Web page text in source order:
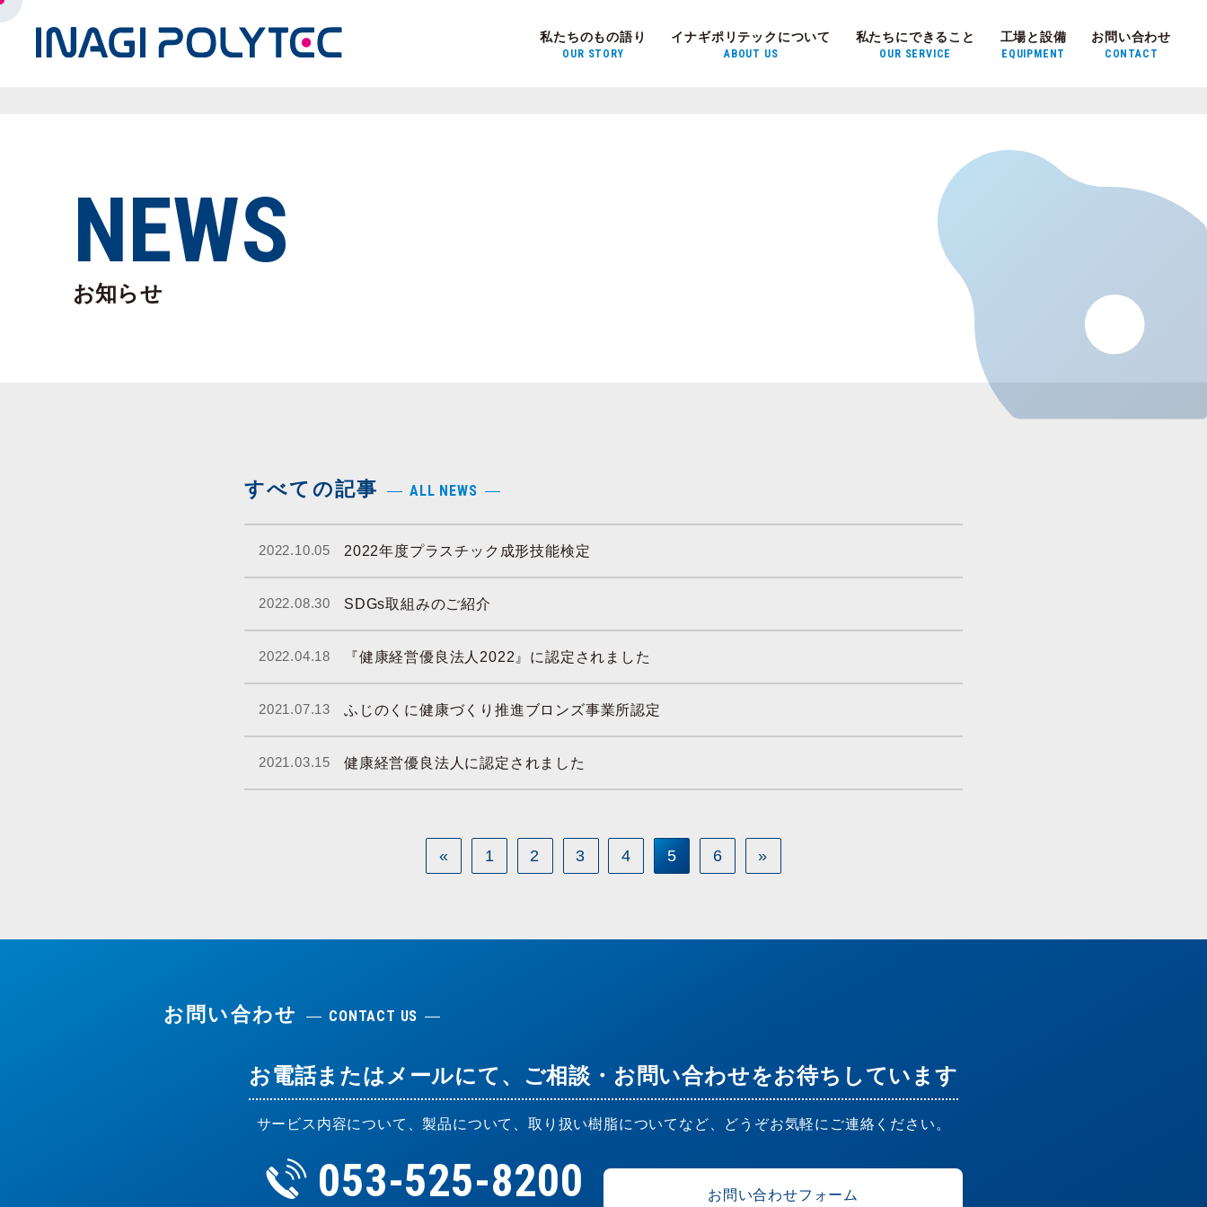
私たちのもの語り
OUR STORY
イナギポリテックについて
ABOUT US
私たちにできること
OUR SERVICE
工場と設備
EQUIPMENT
お問い合わせ
CONTACT
NEWS
お知らせ
すべての記事 ALL NEWS
2022.10.05 2022年度プラスチック成形技能検定
2022.08.30 SDGs取組みのご紹介
2022.04.18 『健康経営優良法人2022』に認定されました
2021.07.13 ふじのくに健康づくり推進ブロンズ事業所認定
2021.03.15 健康経営優良法人に認定されました
« 1 2 3 4 5 6 »
お問い合わせ CONTACT US
お電話またはメールにて、ご相談・お問い合わせをお待ちしています
サービス内容について、製品について、取り扱い樹脂についてなど、どうぞお気軽にご連絡ください。
053-525-8200 お問い合わせフォーム